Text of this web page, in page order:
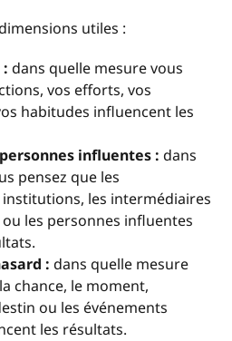
utiles :
dans quelle mesure vous
vos efforts, vos
habitudes influencent les
influentes : dans
pensez que les
institutions, les intermédiaires
les personnes influentes
: dans quelle mesure
chance, le moment,
ou les événements
les résultats.